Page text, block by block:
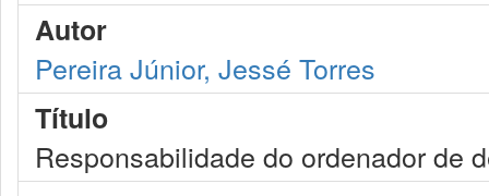
Autor
Pereira Júnior, Jessé Torres
Título
Responsabilidade do ordenador de